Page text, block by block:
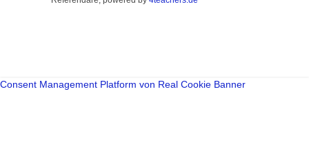
Consent Management Platform von Real Cookie Banner